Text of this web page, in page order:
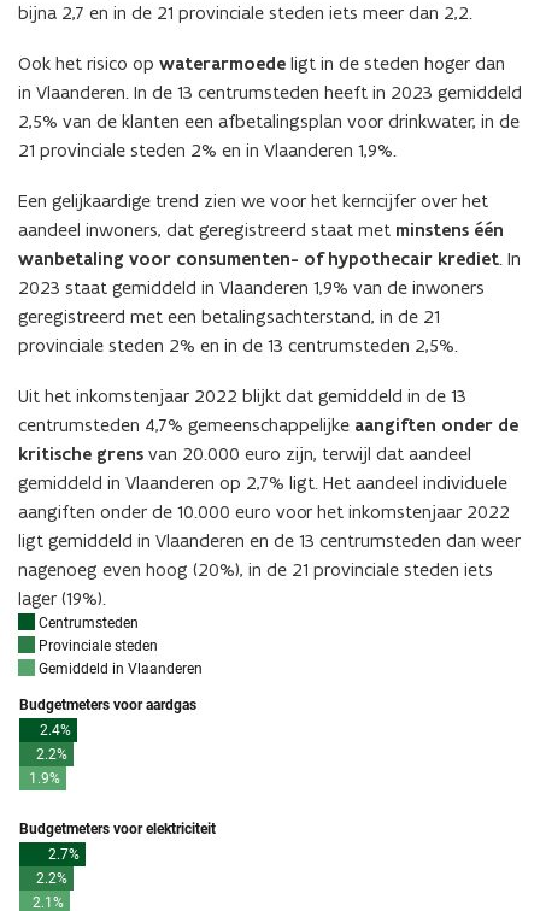
bijna 2,7 en in de 21 provinciale steden iets meer dan 2,2.
Ook het risico op waterarmoede ligt in de steden hoger dan
in Vlaanderen. In de 13 centrumsteden heeft in 2023 gemiddeld
2,5% van de klanten een afbetalingsplan voor drinkwater, in de
21 provinciale steden 2% en in Vlaanderen 1,9%.
Een gelijkaardige trend zien we voor het kerncijfer over het
aandeel inwoners, dat geregistreerd staat met minstens één
wanbetaling voor consumenten- of hypothecair krediet. In
2023 staat gemiddeld in Vlaanderen 1,9% van de inwoners
geregistreerd met een betalingsachterstand, in de 21
provinciale steden 2% en in de 13 centrumsteden 2,5%.
Uit het inkomstenjaar 2022 blijkt dat gemiddeld in de 13
centrumsteden 4,7% gemeenschappelijke aangiften onder de
kritische grens van 20.000 euro zijn, terwijl dat aandeel
gemiddeld in Vlaanderen op 2,7% ligt. Het aandeel individuele
aangiften onder de 10.000 euro voor het inkomstenjaar 2022
ligt gemiddeld in Vlaanderen en de 13 centrumsteden dan weer
nagenoeg even hoog (20%), in de 21 provinciale steden iets
lager (19%).